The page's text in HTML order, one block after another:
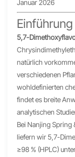
Januar 2026
Einführung
5,7-
natürlich
verschiedenen
wohldefinierten
findet es breite
analytischen
Bei Nanjing Spring
liefern wir 5,7-
≥98 % (HPLC)